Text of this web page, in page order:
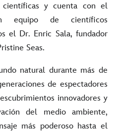
científicas y cuenta con el
equipo de científicos
el Dr. Enric Sala, fundador
Seas.
natural durante más de
de espectadores
innovadores y
del medio ambiente,
más poderoso hasta el